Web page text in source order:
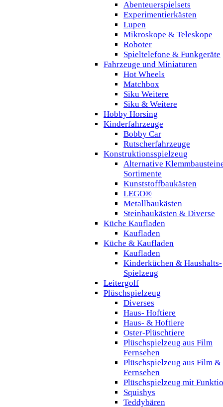
Abenteuerspielsets
Experimentierkästen
Lupen
Mikroskope & Teleskope
Roboter
Spieltelefone & Funkgeräte
Fahrzeuge und Miniaturen
Hot Wheels
Matchbox
Siku Weitere
Siku & Weitere
Hobby Horsing
Kinderfahrzeuge
Bobby Car
Rutscherfahrzeuge
Konstruktionsspielzeug
Alternative
Sortimente
Kunststoffbaukästen
LEGO®
Metallbaukästen
Steinbaukästen & Diverse
Küche Kaufladen
Kaufladen
Küche & Kaufladen
Kaufladen
Kinderküchen & Haushalts-
Spielzeug
Leitergolf
Plüschspielzeug
Diverses
Haus- Hoftiere
Haus- & Hoftiere
Oster-Plüschtiere
Plüschspielzeug aus Film
Fernsehen
Plüschspielzeug aus Film &
Fernsehen
Plüschspielzeug mit
Squishys
Teddybären